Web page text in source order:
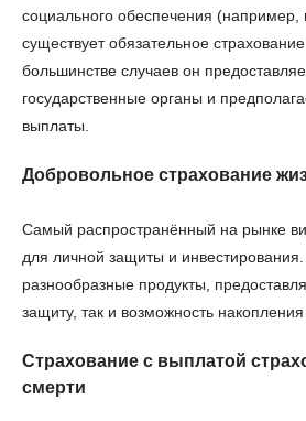
социального обеспечения (например,
существует обязательное
большинстве случаев он
государственные органы и
выплаты.
Добровольное страхование
Самый распространённый на рынке
для личной защиты и
разнообразные продукты,
защиту, так и возможность накопления
Страхование с выплатой
смерти